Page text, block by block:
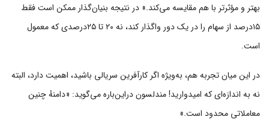
بهتر و مؤثرتر با هم مقایسه می‌کند.» در نتیجه بنیان‌گذار ممکن است فقط
۱۵درصد از سهام را در یک دور واگذار کند، نه ۲۰ تا ۲۵درصدی که معمول
است.
در این میان تجربه هم، به‌ویژه اگر کارآفرین سریالی باشید، اهمیت دارد، البته
نه به اندازه‌ای که امیدوارید! مندلسون دراین‌باره می‌گوید: «دامنهٔ چنین
معاملاتی محدود است.»